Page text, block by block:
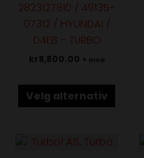
2823127810 / 49135-
07312 / HYUNDAI /
D4EB – TURBO
kr8,800.00 + mva
Velg alternativ
Alternativene
kan
velges